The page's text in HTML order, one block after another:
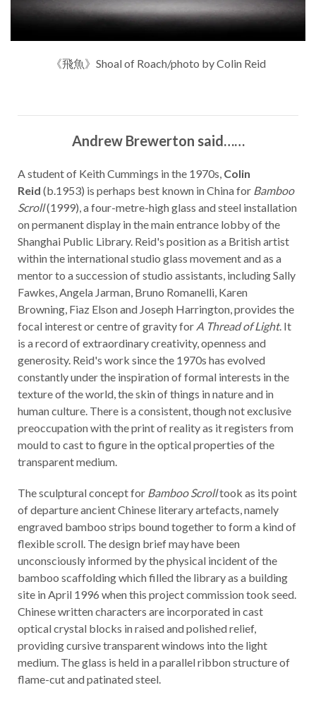
《飛魚》Shoal of Roach/photo by Colin Reid
Andrew Brewerton said……
A student of Keith Cummings in the 1970s, Colin
Reid (b.1953) is perhaps best known in China for Bamboo
Scroll(1999), a four-metre-high glass and steel installation
on permanent display in the main entrance lobby of the
Shanghai Public Library. Reid's position as a British artist
within the international studio glass movement and as a
mentor to a succession of studio assistants, including Sally
Fawkes, Angela Jarman, Bruno Romanelli, Karen
Browning, Fiaz Elson and Joseph Harrington, provides the
focal interest or centre of gravity for A Thread of Light. It
is a record of extraordinary creativity, openness and
generosity. Reid's work since the 1970s has evolved
constantly under the inspiration of formal interests in the
texture of the world, the skin of things in nature and in
human culture. There is a consistent, though not exclusive
preoccupation with the print of reality as it registers from
mould to cast to figure in the optical properties of the
transparent medium.
The sculptural concept for Bamboo Scrolltook as its point
of departure ancient Chinese literary artefacts, namely
engraved bamboo strips bound together to form a kind of
flexible scroll. The design brief may have been
unconsciously informed by the physical incident of the
bamboo scaffolding which filled the library as a building
site in April 1996 when this project commission took seed.
Chinese written characters are incorporated in cast
optical crystal blocks in raised and polished relief,
providing cursive transparent windows into the light
medium. The glass is held in a parallel ribbon structure of
flame-cut and patinated steel.